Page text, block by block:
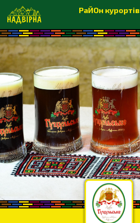
РаЙОн курортів